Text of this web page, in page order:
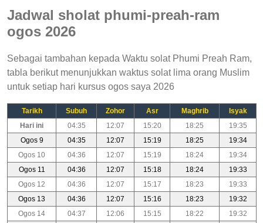
Jadwal sholat phumi-preah-ram
ogos 2026
Sebagai tambahan kepada Waktu solat Phumi Preah Ram,
tabla berikut menunjukkan waktus solat lima orang Muslim
untuk setiap hari kursus ogos saya 2026
Tarikh Subuh Zohor Asr Maghrib
Isyak
Hari ini
04:35 12:07 15:20 18:25
19:35
Ogos 9
04:35 12:07 15:19 18:25
19:34
Ogos 10
04:36 12:07 15:19 18:24
19:34
Ogos 11
04:36 12:07 15:18 18:24
19:33
Ogos 12
04:36 12:07 15:17 18:23
19:33
Ogos 13
04:36 12:07 15:16 18:23
19:32
Ogos 14
04:37 12:06 15:15 18:22
19:32